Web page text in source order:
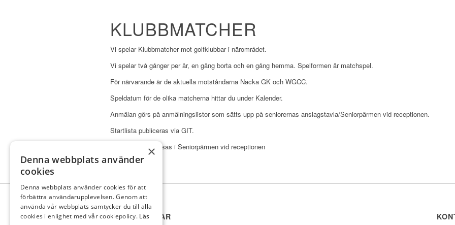
KLUBBMATCHER
Vi spelar Klubbmatcher mot golfklubbar i närområdet.
Vi spelar två gånger per år, en gång borta och en gång hemma. Spelformen är matchspel.
För närvarande är de aktuella motståndarna Nacka GK och WGCC.
Speldatum för de olika matcherna hittar du under Kalender.
Anmälan görs på anmälningslistor som sätts upp på seniorernas anslagstavla/Seniorpärmen vid receptionen.
Startlista publiceras via GIT.
Resultaten redovisas i Seniorpärmen vid receptionen
SNABBLÄNKAR
×
Denna webbplats använder
cookies
Denna webbplats använder cookies för att
förbättra användarupplevelsen. Genom att
använda vår webbplats samtycker du till alla
cookies i enlighet med vår cookiepolicy. Läs